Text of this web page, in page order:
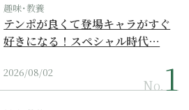
趣味･教養
テンポが良くて登場キャラがすぐ
好きになる！スペシャル時代…
2026/08/02
No.